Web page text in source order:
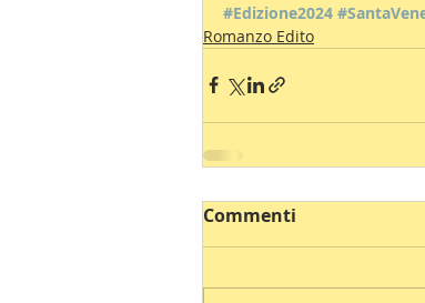
#Edizione2024
Romanzo Edito
Commenti